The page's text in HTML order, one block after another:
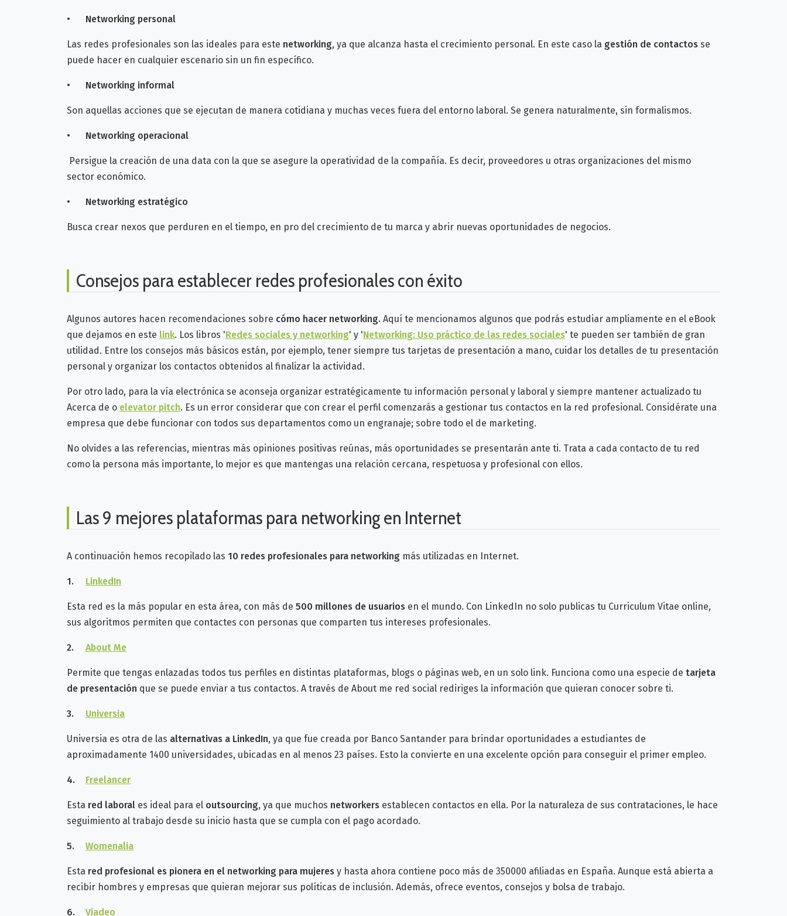
• Networking personal
Las redes profesionales son las ideales para este networking, ya que alcanza hasta el crecimiento personal. En este caso la gestión de contactos se
puede hacer en cualquier escenario sin un fin específico.
• Networking informal
Son aquellas acciones que se ejecutan de manera cotidiana y muchas veces fuera del entorno laboral. Se genera naturalmente, sin formalismos.
• Networking operacional
Persigue la creación de una data con la que se asegure la operatividad de la compañía. Es decir, proveedores u otras organizaciones del mismo
sector económico.
• Networking estratégico
Busca crear nexos que perduren en el tiempo, en pro del crecimiento de tu marca y abrir nuevas oportunidades de negocios.
Consejos para establecer redes profesionales con éxito
Algunos autores hacen recomendaciones sobre cómo hacer networking. Aquí te mencionamos algunos que podrás estudiar ampliamente en el eBook
que dejamos en este link. Los libros 'Redes sociales y networking' y 'Networking: Uso práctico de las redes sociales' te pueden ser también de gran
utilidad. Entre los consejos más básicos están, por ejemplo, tener siempre tus tarjetas de presentación a mano, cuidar los detalles de tu presentación
personal y organizar los contactos obtenidos al finalizar la actividad.
Por otro lado, para la vía electrónica se aconseja organizar estratégicamente tu información personal y laboral y siempre mantener actualizado tu
Acerca de o elevator pitch. Es un error considerar que con crear el perfil comenzarás a gestionar tus contactos en la red profesional. Considérate una
empresa que debe funcionar con todos sus departamentos como un engranaje; sobre todo el de marketing.
No olvides a las referencias, mientras más opiniones positivas reúnas, más oportunidades se presentarán ante ti. Trata a cada contacto de tu red
como la persona más importante, lo mejor es que mantengas una relación cercana, respetuosa y profesional con ellos.
Las 9 mejores plataformas para networking en Internet
A continuación hemos recopilado las 10 redes profesionales para networking más utilizadas en Internet.
1. LinkedIn
Esta red es la más popular en esta área, con más de 500 millones de usuarios en el mundo. Con LinkedIn no solo publicas tu Curriculum Vitae online,
sus algoritmos permiten que contactes con personas que comparten tus intereses profesionales.
2. About Me
Permite que tengas enlazadas todos tus perfiles en distintas plataformas, blogs o páginas web, en un solo link. Funciona como una especie de tarjeta
de presentación que se puede enviar a tus contactos. A través de About me red social rediriges la información que quieran conocer sobre ti.
3. Universia
Universia es otra de las alternativas a LinkedIn, ya que fue creada por Banco Santander para brindar oportunidades a estudiantes de
aproximadamente 1400 universidades, ubicadas en al menos 23 países. Esto la convierte en una excelente opción para conseguir el primer empleo.
4. Freelancer
Esta red laboral es ideal para el outsourcing, ya que muchos networkers establecen contactos en ella. Por la naturaleza de sus contrataciones, le hace
seguimiento al trabajo desde su inicio hasta que se cumpla con el pago acordado.
5. Womenalia
Esta red profesional es pionera en el networking para mujeres y hasta ahora contiene poco más de 350000 afiliadas en España. Aunque está abierta a
recibir hombres y empresas que quieran mejorar sus políticas de inclusión. Además, ofrece eventos, consejos y bolsa de trabajo.
6. Viadeo